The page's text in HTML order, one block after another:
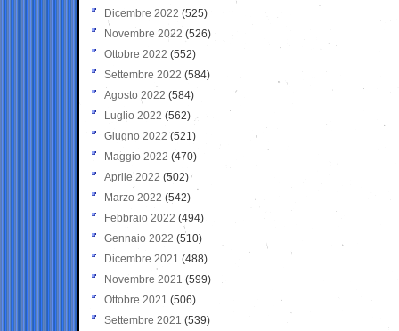
Dicembre 2022 (525)
Novembre 2022 (526)
Ottobre 2022 (552)
Settembre 2022 (584)
Agosto 2022 (584)
Luglio 2022 (562)
Giugno 2022 (521)
Maggio 2022 (470)
Aprile 2022 (502)
Marzo 2022 (542)
Febbraio 2022 (494)
Gennaio 2022 (510)
Dicembre 2021 (488)
Novembre 2021 (599)
Ottobre 2021 (506)
Settembre 2021 (539)